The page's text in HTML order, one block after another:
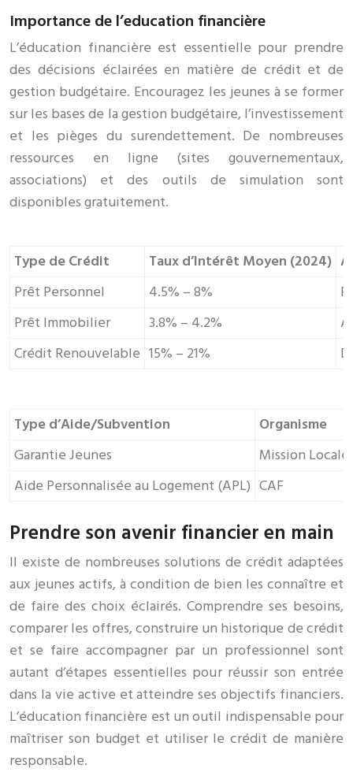
Importance de l’education financière
L’éducation financière est essentielle pour prendre
des décisions éclairées en matière de crédit et de
gestion budgétaire. Encouragez les jeunes à se former
sur les bases de la gestion budgétaire, l’investissement
et les pièges du surendettement. De nombreuses
ressources en ligne (sites gouvernementaux,
associations) et des outils de simulation sont
disponibles gratuitement.
Type de Crédit Taux d’Intérêt Moyen (2024)
Prêt Personnel
4.5% – 8%
Prêt Immobilier
3.8% – 4.2%
Crédit Renouvelable 15% – 21%
Type d’Aide/Subvention
Organisme
Garantie Jeunes
Mission Locale
Aide Personnalisée au Logement (APL) CAF
Prendre son avenir financier en main
Il existe de nombreuses solutions de crédit adaptées
aux jeunes actifs, à condition de bien les connaître et
de faire des choix éclairés. Comprendre ses besoins,
comparer les offres, construire un historique de crédit
et se faire accompagner par un professionnel sont
autant d’étapes essentielles pour réussir son entrée
dans la vie active et atteindre ses objectifs financiers.
L’éducation financière est un outil indispensable pour
maîtriser son budget et utiliser le crédit de manière
responsable.